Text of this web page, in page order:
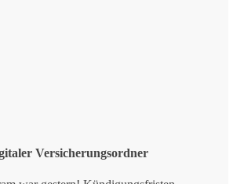
Versicherungsordner